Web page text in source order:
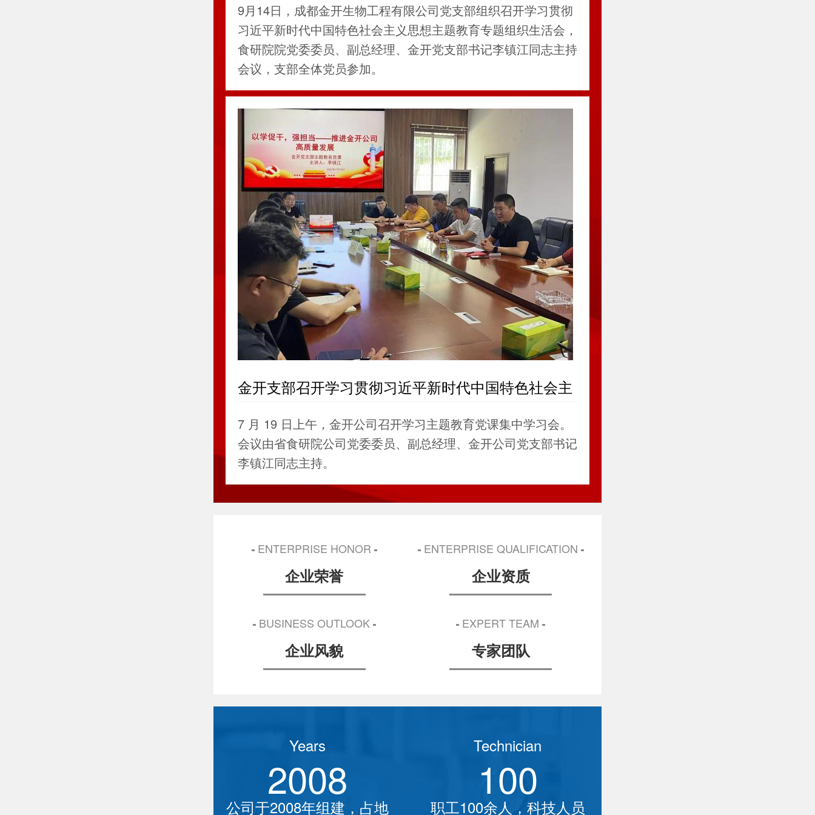
9月14日，成都金开生物工程有限公司党支部组织召开学习贯彻
习近平新时代中国特色社会主义思想主题教育专题组织生活会，
食研院院党委委员、副总经理、金开党支部书记李镇江同志主持
会议，支部全体党员参加。
金开支部召开学习贯彻习近平新时代中国特色社会主
义思想主题教育专题党课
7 月 19 日上午，金开公司召开学习主题教育党课集中学习会。
会议由省食研院公司党委委员、副总经理、金开公司党支部书记
李镇江同志主持。
ENTERPRISE HONOR
企业荣誉
ENTERPRISE QUALIFICATION
企业资质
BUSINESS OUTLOOK
企业风貌
EXPERT TEAM
专家团队
Years
2008
公司于2008年组建，占地
Technician
100
职工100余人，科技人员